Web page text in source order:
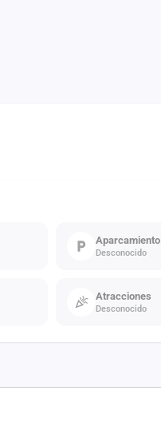
Aparcamiento
Desconocido
Atracciones
Desconocido